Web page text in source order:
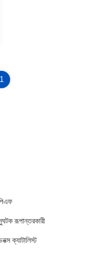
1
রূপান্তরকারী
ক্যাটালিস্ট